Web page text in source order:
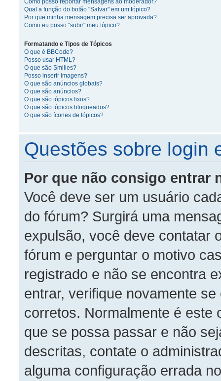
Como posso reportar mensagens ao moderador?
Qual a função do botão "Salvar" em um tópico?
Por que minha mensagem precisa ser aprovada?
Como eu posso "subir" meu tópico?
Formatando e Tipos de Tópicos
O que é BBCode?
Posso usar HTML?
O que são Smilies?
Posso inserir imagens?
O que são anúncios globais?
O que são anúncios?
O que são tópicos fixos?
O que são tópicos bloqueados?
O que são ícones de tópicos?
Questões sobre login
Por que não consigo entrar
Você deve ser um usuário
do fórum? Surgirá uma
expulsão, você deve contatar
fórum e perguntar o motivo
registrado e não se encontra
entrar, verifique novamente
corretos. Normalmente é este
que se possa passar e não
descritas, contate o
alguma configuração errada